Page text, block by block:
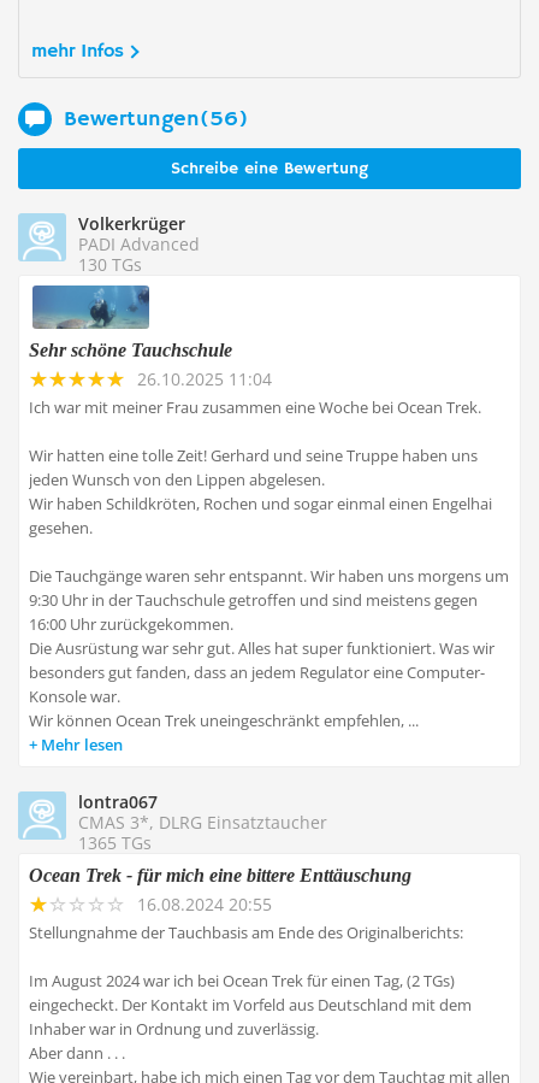
mehr Infos
Bewertungen(56)
Schreibe eine Bewertung
Volkerkrüger
PADI Advanced
130 TGs
Sehr schöne Tauchschule
26.10.2025 11:04
Ich war mit meiner Frau zusammen eine Woche bei Ocean Trek.
Wir hatten eine tolle Zeit! Gerhard und seine Truppe haben uns
jeden Wunsch von den Lippen abgelesen.
Wir haben Schildkröten, Rochen und sogar einmal einen Engelhai
gesehen.
Die Tauchgänge waren sehr entspannt. Wir haben uns morgens um
9:30 Uhr in der Tauchschule getroffen und sind meistens gegen
16:00 Uhr zurückgekommen.
Die Ausrüstung war sehr gut. Alles hat super funktioniert. Was wir
besonders gut fanden, dass an jedem Regulator eine Computer-
Konsole war.
Wir können Ocean Trek uneingeschränkt empfehlen, ...
Mehr lesen
lontra067
CMAS 3*, DLRG Einsatztaucher
1365 TGs
Ocean Trek - für mich eine bittere Enttäuschung
16.08.2024 20:55
Stellungnahme der Tauchbasis am Ende des Originalberichts:
Im August 2024 war ich bei Ocean Trek für einen Tag, (2 TGs)
eingecheckt. Der Kontakt im Vorfeld aus Deutschland mit dem
Inhaber war in Ordnung und zuverlässig.
Aber dann . . .
Wie vereinbart, habe ich mich einen Tag vor dem Tauchtag mit allen